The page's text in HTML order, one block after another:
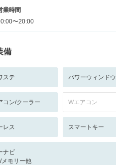
業時間
〜20:00
備
ステ パワーウィンドウ
コン/クーラー Wエアコン
レス スマートキー
ナビ
メモリー他